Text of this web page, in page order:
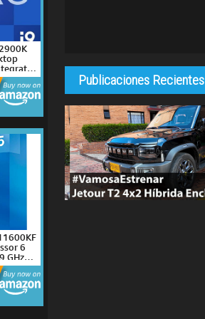
GHz
600
6
GHz
&
Chipset)
Publicaciones Recientes